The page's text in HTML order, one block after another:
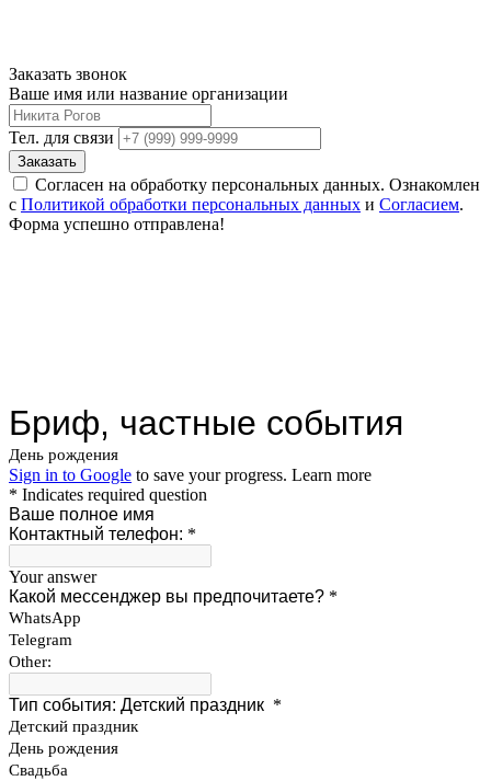
Заказать звонок
Ваше имя или название организации
Тел. для связи
Заказать
Согласен на обработку персональных данных. Ознакомлен
с Политикой обработки персональных данных и Согласием.
Форма успешно отправлена!